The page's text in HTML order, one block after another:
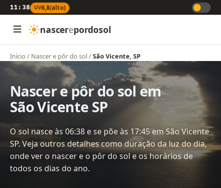
11:38 UV6,8(alto)
nascerepordosol
Início / Nascer e pôr do sol/São Vicente, SP
Nascer e pôr do sol em
São Vicente SP
O sol nasce às 06:38 e se põe às 17:45 em São Vicente
SP. Veja outros detalhes como duração da luz do dia,
onde ver o nascer e o pôr do sol e os horários de
todos os dias do ano.